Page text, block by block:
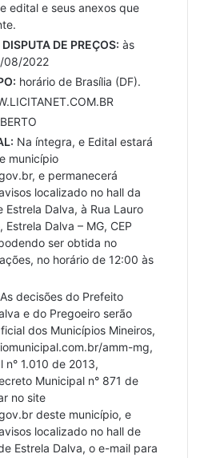
edital e seus anexos que
DE PREÇOS: às
08/2022
horário de Brasília (DF).
Na íntegra, e Edital estará
município
e permanecerá
localizado no hall da
Dalva, à Rua Lauro
Dalva – MG, CEP
ser obtida no
no horário de 12:00 às
As decisões do Prefeito
e do Pregoeiro serão
dos Municípios Mineiros,
amm-mg,
n° 1.010 de 2013,
Municipal n° 871 de
no site
deste município, e
localizado no hall de
Estrela Dalva, o e-mail para